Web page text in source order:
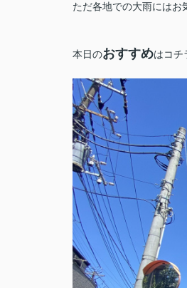
ただ各地での大雨にはお
本日のおすすめはコチ